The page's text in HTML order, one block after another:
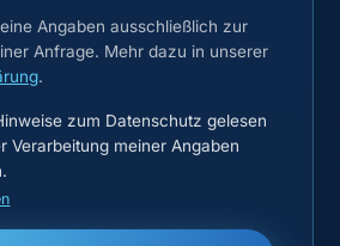
Angaben ausschließlich zur
Anfrage. Mehr dazu in unserer
.
zum Datenschutz gelesen
Verarbeitung meiner Angaben